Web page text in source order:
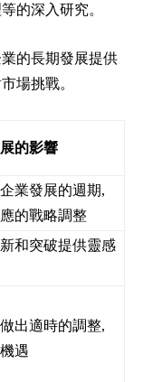
的深入研究。
的長期發展提供
場挑戰。
的影響
業發展的週期,
的戰略調整
和突破提供靈感
出適時的調整,
遇